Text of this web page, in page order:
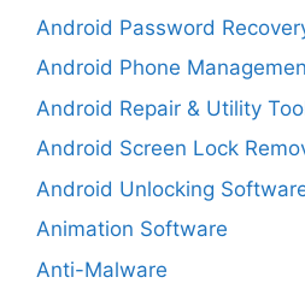
Android Password
Android Phone
Android Repair & Utility
Android Screen Lock
Android Unlocking
Animation Software
Anti-Malware